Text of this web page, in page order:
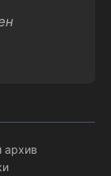
архив